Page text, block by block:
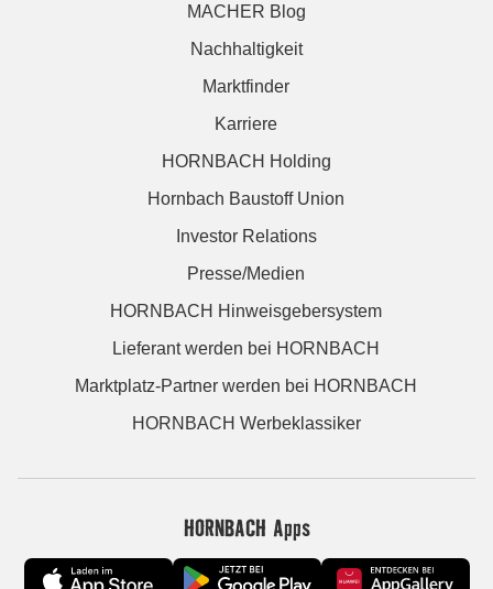
MACHER Blog
Nachhaltigkeit
Marktfinder
Karriere
HORNBACH Holding
Hornbach Baustoff Union
Investor Relations
Presse/Medien
HORNBACH Hinweisgebersystem
Lieferant werden bei HORNBACH
Marktplatz-Partner werden bei HORNBACH
HORNBACH Werbeklassiker
HORNBACH Apps